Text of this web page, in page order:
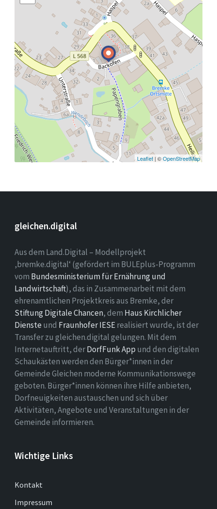
Leaflet| ©OpenStreetMap
gleichen.digital
Aus dem Land.Digital – Modellprojekt
‚bremke.digital‘ (gefördert im BULEplus-Programm
vom Bundesministerium für Ernährung und
Landwirtschaft), das in Zusammenarbeit mit dem
ehrenamtlichen Projektkreis aus Bremke, der
Stiftung Digitale Chancen, dem Haus Kirchlicher
Dienste und Fraunhofer IESErealisiert wurde, ist der
Transfer zu gleichen.digital gelungen. Mit dem
Internetauftritt, derDorfFunk App und den digitalen
Schaukästen werden den Bürger*innen in der
Gemeinde Gleichen moderne Kommunikationswege
geboten. Bürger*innen können ihre Hilfe anbieten,
Dorfneuigkeiten austauschen und sich über
Aktivitäten, Angebote und Veranstaltungen in der
Gemeinde informieren.
Wichtige Links
Kontakt
Impressum